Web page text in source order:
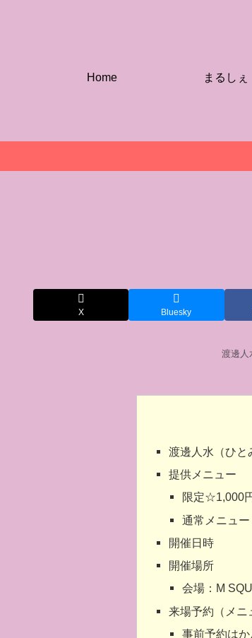
Home まるしぇ
X Bluesky
渡邊人
渡邊人水（ひと
提供メニュー
限定☆1,000
通常メニュー
開催日時
開催場所
会場：M
来場予約（メニ
事前予約は